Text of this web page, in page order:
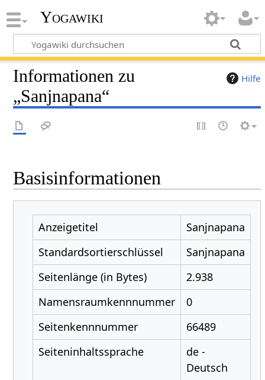
Yogawiki
Hilfe
Informationen zu
„Sanjnapana“
Basisinformationen
Anzeigetitel
Sanjnapana
Standardsortierschlüssel
Sanjnapana
Seitenlänge (in Bytes)
2.938
Namensraumkennnummer
0
Seitenkennnummer
66489
Seiteninhaltssprache
de -
Deutsch